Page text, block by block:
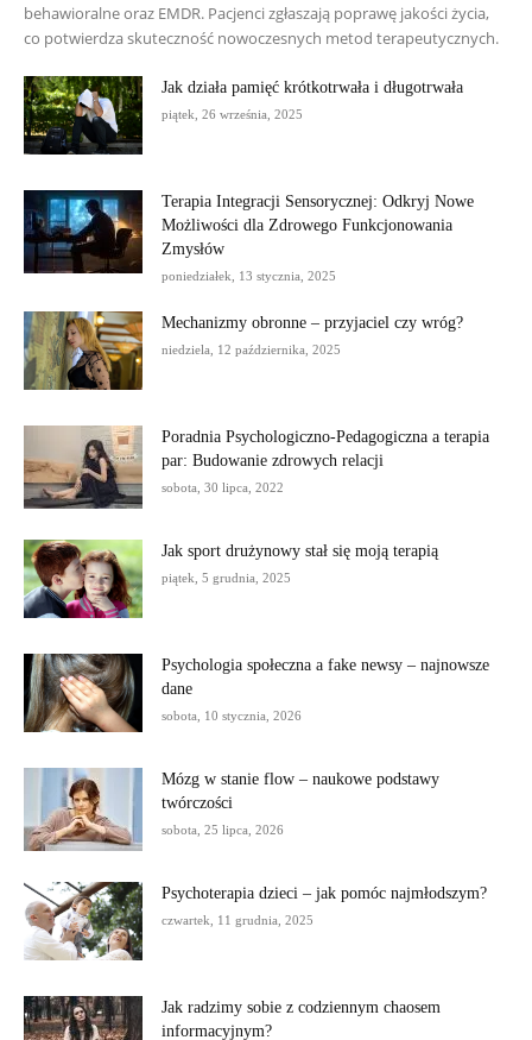
behawioralne oraz EMDR. Pacjenci zgłaszają poprawę jakości życia,
co potwierdza skuteczność nowoczesnych metod terapeutycznych.
Jak działa pamięć krótkotrwała i długotrwała
piątek, 26 września, 2025
Terapia Integracji Sensorycznej: Odkryj Nowe
Możliwości dla Zdrowego Funkcjonowania
Zmysłów
poniedziałek, 13 stycznia, 2025
Mechanizmy obronne – przyjaciel czy wróg?
niedziela, 12 października, 2025
Poradnia Psychologiczno-Pedagogiczna a terapia
par: Budowanie zdrowych relacji
sobota, 30 lipca, 2022
Jak sport drużynowy stał się moją terapią
piątek, 5 grudnia, 2025
Psychologia społeczna a fake newsy – najnowsze
dane
sobota, 10 stycznia, 2026
Mózg w stanie flow – naukowe podstawy
twórczości
sobota, 25 lipca, 2026
Psychoterapia dzieci – jak pomóc najmłodszym?
czwartek, 11 grudnia, 2025
Jak radzimy sobie z codziennym chaosem
informacyjnym?